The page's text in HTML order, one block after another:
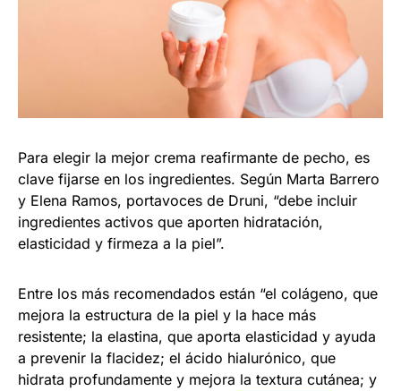
Para elegir ​la mejor crema reafirmante de pecho​, es
clave fijarse en los ingredientes. Según Marta Barrero
y Elena Ramos, portavoces de Druni, “debe incluir
ingredientes activos que aporten hidratación,
elasticidad y firmeza a la piel”.
Entre los más recomendados están “el colágeno, que
mejora la estructura de la piel y la hace más
resistente; la elastina, que aporta elasticidad y ayuda
a prevenir la flacidez; el ácido hialurónico, que
hidrata profundamente y mejora la textura cutánea; y